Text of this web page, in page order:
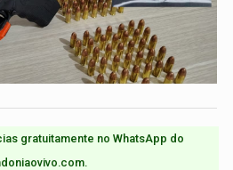
gratuitamente no WhatsApp do